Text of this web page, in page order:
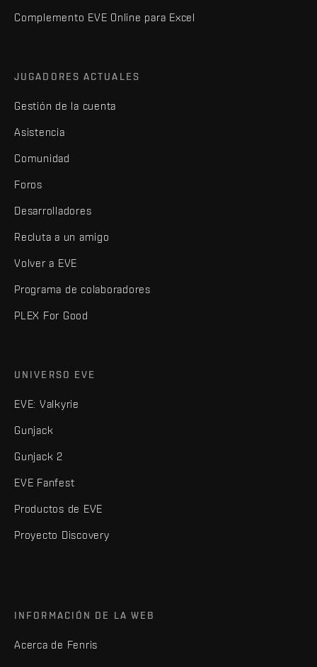
Complemento EVE Online para Excel
JUGADORES ACTUALES
Gestión de la cuenta
Asistencia
Comunidad
Foros
Desarrolladores
Recluta a un amigo
Volver a EVE
Programa de colaboradores
PLEX For Good
UNIVERSO EVE
EVE: Valkyrie
Gunjack
Gunjack 2
EVE Fanfest
Productos de EVE
Proyecto Discovery
INFORMACIÓN DE LA WEB
Acerca de Fenris